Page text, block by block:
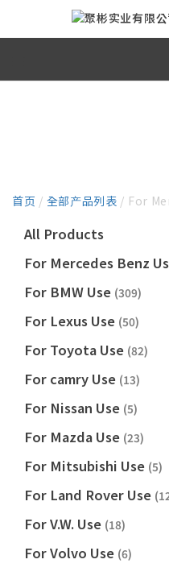
首页 / 全部产品列表 / For
All Products
For Mercedes Benz
For BMW Use (309)
For Lexus Use (50)
For Toyota Use (82)
For camry Use (13)
For Nissan Use (5)
For Mazda Use (23)
For Mitsubishi Use (5)
For Land Rover Use
For V.W. Use (18)
For Volvo Use (6)